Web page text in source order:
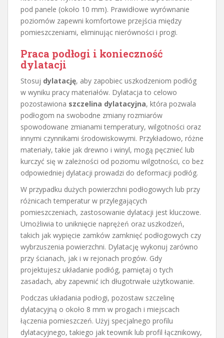
pod panele (około 10 mm). Prawidłowe wyrównanie
poziomów zapewni komfortowe przejścia między
pomieszczeniami, eliminując nierówności i progi.
Praca podłogi i konieczność
dylatacji
Stosuj dylatację, aby zapobiec uszkodzeniom podłóg
w wyniku pracy materiałów. Dylatacja to celowo
pozostawiona szczelina dylatacyjna, która pozwala
podłogom na swobodne zmiany rozmiarów
spowodowane zmianami temperatury, wilgotności oraz
innymi czynnikami środowiskowymi. Przykładowo, różne
materiały, takie jak drewno i winyl, mogą pęcznieć lub
kurczyć się w zależności od poziomu wilgotności, co bez
odpowiedniej dylatacji prowadzi do deformacji podłóg.
W przypadku dużych powierzchni podłogowych lub przy
różnicach temperatur w przylegających
pomieszczeniach, zastosowanie dylatacji jest kluczowe.
Umożliwia to uniknięcie naprężeń oraz uszkodzeń,
takich jak wypięcie zamków zamknięć podłogowych czy
wybrzuszenia powierzchni. Dylatację wykonuj zarówno
przy ścianach, jak i w rejonach progów. Gdy
projektujesz układanie podłóg, pamiętaj o tych
zasadach, aby zapewnić ich długotrwałe użytkowanie.
Podczas układania podłogi, pozostaw szczelinę
dylatacyjną o około 8 mm w progach i miejscach
łączenia pomieszczeń. Użyj specjalnego profilu
dylatacyjnego, takiego jak teownik lub profil łącznikowy,